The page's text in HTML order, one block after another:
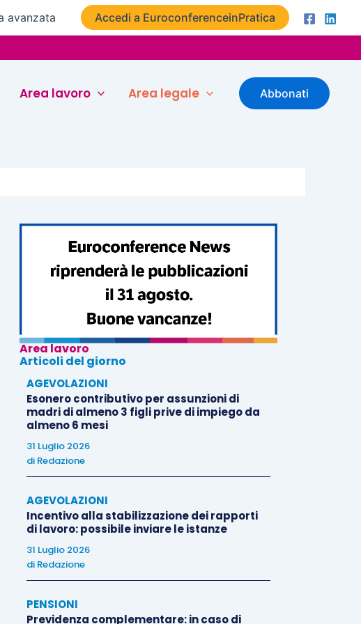
avanzata Accedi a EuroconferenceinPratica
Area lavoro Area legale Abbonati
Area lavoro
Articoli del giorno
AGEVOLAZIONI
Esonero contributivo per assunzioni di
madri di almeno 3 figli prive di impiego da
almeno 6 mesi
31 Luglio 2026
di Redazione
AGEVOLAZIONI
Incentivo alla stabilizzazione dei rapporti
di lavoro: possibile inviare le istanze
31 Luglio 2026
di Redazione
PENSIONI
Previdenza complementare: in caso di